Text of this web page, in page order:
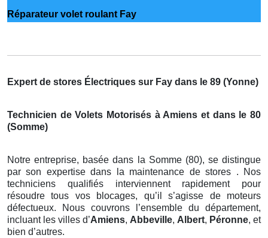
Réparateur volet roulant Fay
Expert de stores Électriques sur Fay dans le 89 (Yonne)
Technicien de Volets Motorisés à Amiens et dans le 80
(Somme)
Notre entreprise, basée dans la Somme (80), se distingue
par son expertise dans la maintenance de stores . Nos
techniciens qualifiés interviennent rapidement pour
résoudre tous vos blocages, qu’il s’agisse de moteurs
défectueux. Nous couvrons l’ensemble du département,
incluant les villes d’Amiens, Abbeville, Albert, Péronne, et
bien d’autres.